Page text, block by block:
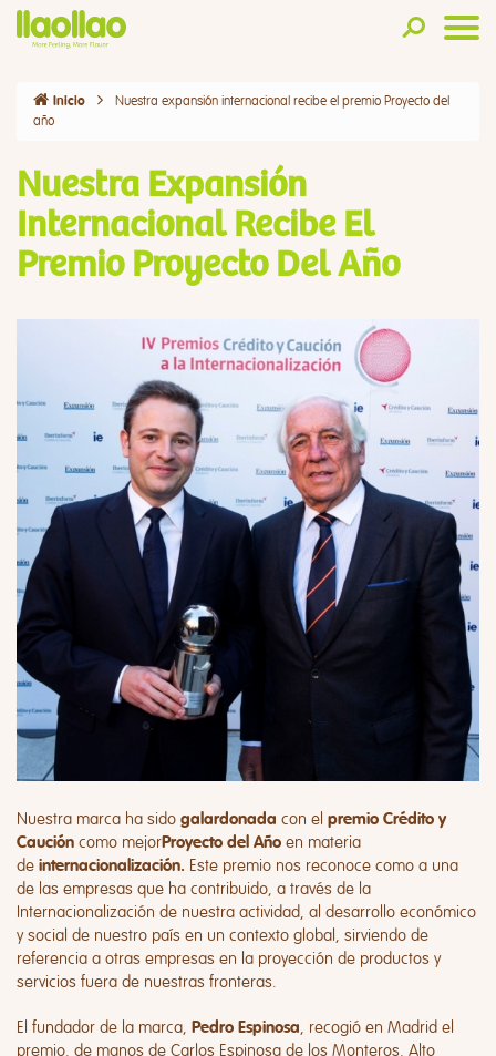
Inicio
Nuestra expansión internacional recibe el premio Proyecto del
año
Nuestra Expansión
Internacional Recibe El
Premio Proyecto Del Año
Nuestra marca ha sido galardonada con el premio Crédito y
Caución como mejorProyecto del Año en materia
de internacionalización. Este premio nos reconoce como a una
de las empresas que ha contribuido, a través de la
Internacionalización de nuestra actividad, al desarrollo económico
y social de nuestro país en un contexto global, sirviendo de
referencia a otras empresas en la proyección de productos y
servicios fuera de nuestras fronteras.
El fundador de la marca, Pedro Espinosa, recogió en Madrid el
premio, de manos de Carlos Espinosa de los Monteros, Alto